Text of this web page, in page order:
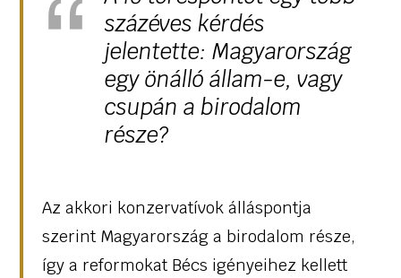
százéves kérdés
jelentette: Magyarország
egy önálló állam-e, vagy
csupán a birodalom
része?
Az akkori konzervatívok álláspontja
szerint Magyarország a birodalom része,
így a reformokat Bécs igényeihez kellett